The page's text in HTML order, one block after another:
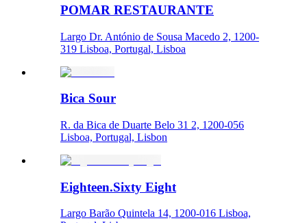
POMAR RESTAURANTE
Largo Dr. António de Sousa Macedo 2, 1200-
319 Lisboa, Portugal, Lisboa
Bica Sour
R. da Bica de Duarte Belo 31 2, 1200-056
Lisboa, Portugal, Lisbon
Eighteen.Sixty Eight
Largo Barão Quintela 14, 1200-016 Lisboa,